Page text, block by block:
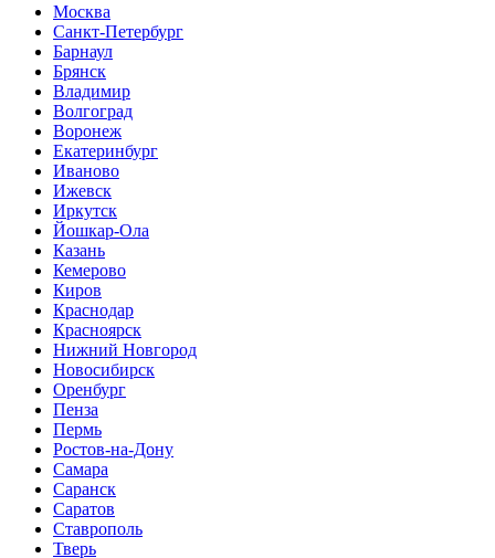
Москва
Санкт-Петербург
Барнаул
Брянск
Владимир
Волгоград
Воронеж
Екатеринбург
Иваново
Ижевск
Иркутск
Йошкар-Ола
Казань
Кемерово
Киров
Краснодар
Красноярск
Нижний Новгород
Новосибирск
Оренбург
Пенза
Пермь
Ростов-на-Дону
Самара
Саранск
Саратов
Ставрополь
Тверь